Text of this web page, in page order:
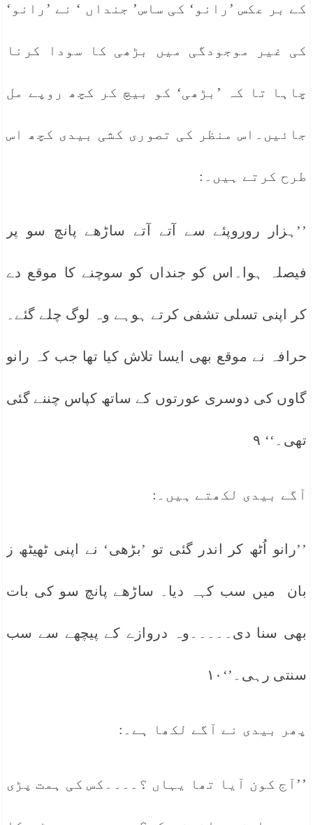
کے بر عکس ’رانو‘ کی ساس’ جنداں ‘ نے ’رانو‘
کی غیر موجودگی میں بڑھی کا سودا کرنا
چاہا تا کہ ’بڑھی‘ کو بیچ کر کچھ روپے مل
جائیں۔اس منظر کی تصوری کشی بیدی کچھ اس
طرح کرتے ہیں۔:
’’ہزار روروپئے سے آتے آتے ساڑھے پانچ سو پر
فیصلہ ہوا۔اس کو جنداں کو سوچنے کا موقع دے
کر اپنی تسلی تشفی کرتے ہوہے وہ لوگ چلے گئے۔
حرافہ نے موقع بھی ایسا تلاش کیا تھا جب کہ رانو
گاوں کی دوسری عورتوں کے ساتھ کپاس چننے گئی
تھی۔‘‘ ۹
آگے بیدی لکھتے ہیں۔:
’’رانو اُٹھ کر اندر گئی تو ’بڑھی‘ نے اپنی ٹھیٹھ ز
بان میں سب کہہ دیا۔ ساڑھے پانچ سو کی بات
بھی سنا دی۔۔۔۔۔وہ دروازے کے پیچھے سے سب
سنتی رہی۔’‘۱۰
پھر بیدی نے آگے لکھا ہے۔:
’’آج کون آیا تھا یہاں ؟۔۔۔۔کس کی ہمت پڑی